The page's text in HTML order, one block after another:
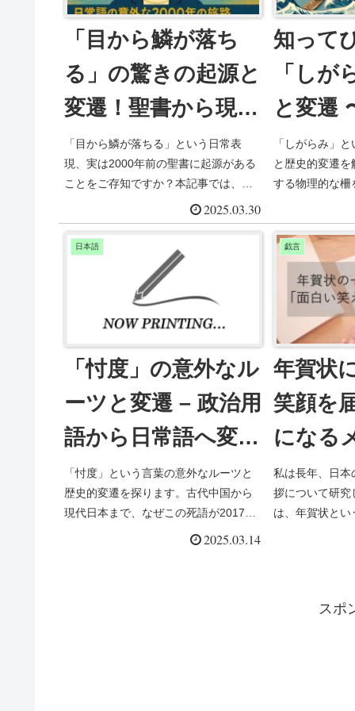
「目から鱗が落ち
る」の驚きの起源と
変遷！聖書から現代
日本語までの知られ
ざる旅路
「目から鱗が落ちる」という日常表
現、実は2000年前の聖書に起源がある
ことをご存知ですか？本記事では、使
徒パウロの体験から始まり、世界の言
語を経て日本語に定着するまでの驚き
の旅路を解説。意味の変遷や誤用、類
似表現まで、言葉のルーツに興味のあ
る方必見の雑学が満載です。日常会話
がもっと楽しくなる言葉の秘密を探り
ましょう！
2025.03.30
知って
「しが
と変遷
の束縛
意外な
「しがらみ」
と歴史的変遷
する物理的な柵
どのように人
へと変化したの
ら現代のSNS社
この言葉の豊
を、祖父と孫
ます。言葉の
の特徴と今を考
日本語
「忖度」の意外なル
ーツと変遷 – 政治用
語から日常語へ変わ
った言葉の謎を解く
「忖度」という言葉の意外なルーツと
歴史的変遷を探ります。古代中国から
現代日本まで、なぜこの死語が2017年
に政治用語として復活し日常語に変わ
2025.03.14
戯言
年賀状
笑顔を
になる
と例文
私は長年、日本
拶について研究
は、年賀状とい
ついて、とっ
スポ